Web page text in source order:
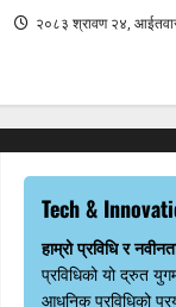
२०८३ श्रावण २४,
Tech &
हाम्रो प्रविधि र
प्रविधिको यो द्रुत
आधुनिक प्रविधिको